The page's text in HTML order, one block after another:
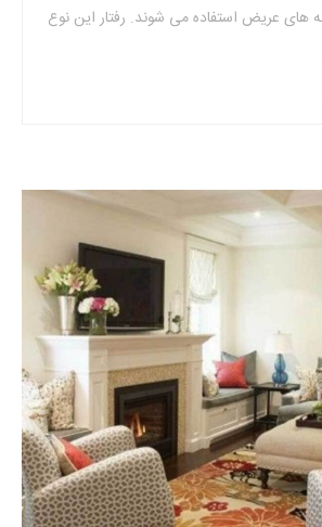
های عریض استفاده می شوند. رفتار این نوع
است. قالب گیری این نوع سقف به صورت
با […]